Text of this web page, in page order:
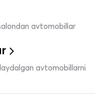
avtomobillar
avtomobillarni